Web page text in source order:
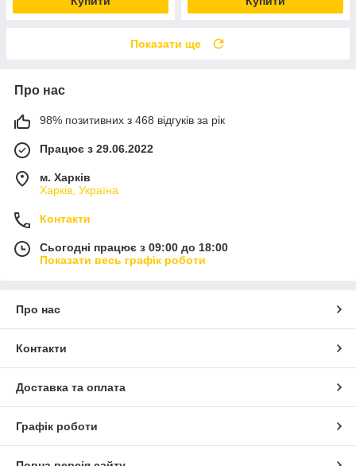
Показати ще
Про нас
98% позитивних з 468 відгуків за рік
Працює з 29.06.2022
м. Харків
Харків, Україна
Контакти
Сьогодні працює з 09:00 до 18:00
Показати весь графік роботи
Про нас
Контакти
Доставка та оплата
Графік роботи